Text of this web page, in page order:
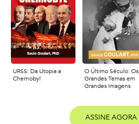
URSS: Da Utopia a
Chernobyl
O Último Século: Os
Grandes Temas em
Grandes Imagens
ASSINE AGORA